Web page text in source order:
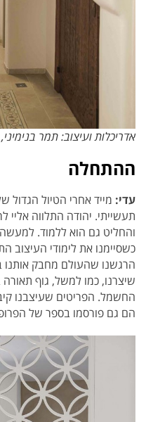
אדריכלות ועיצוב: תמר
ההתחלה
עדי: מייד אחרי הטיול
תעשייתי. יהודה התלווה אליי
והחליט גם הוא ללמוד. למעשה
כשסיימנו את לימודי העיצוב
הרגשנו שהעולם מחבק אותנו
שיצרנו, כמו למשל, גוף
החשמל. הפריטים שעיצבנו
הם גם פורסמו בספר של